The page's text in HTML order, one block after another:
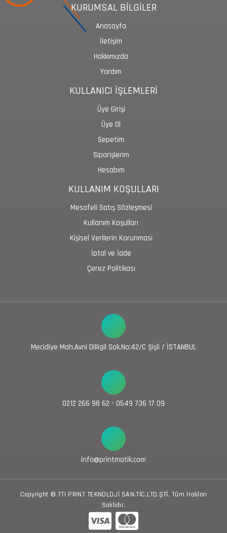
KURUMSAL BİLGİLER
Anasayfa
İletişim
Hakkımızda
Yardım
KULLANICI İŞLEMLERİ
Üye Girişi
Üye Ol
Sepetim
Siparişlerim
Hesabım
KULLANIM KOŞULLARI
Mesafeli Satış Sözleşmesi
Kullanım Koşulları
Kişisel Verilerin Korunması
İptal ve İade
Çerez Politikası
Mecidiye Mah.Avni Dilligil Sok.No:42/C Şişli / İSTANBUL
0212 266 98 62 - 0549 736 17 09
info@printmatik.com
Copyright © TTI PRINT TEKNOLOJİ SAN.TİC.LTD.ŞTİ. Tüm Hakları
Saklıdır.